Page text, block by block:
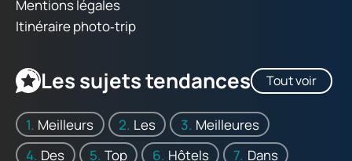
Mentions légales
Itinéraire photo‑trip
Les sujets tendances Tout voir
Meilleurs Les
Meilleures
Des
Top Hôtels Dans